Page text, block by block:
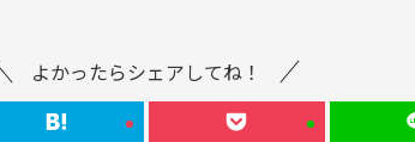
よかったらシェアしてね！